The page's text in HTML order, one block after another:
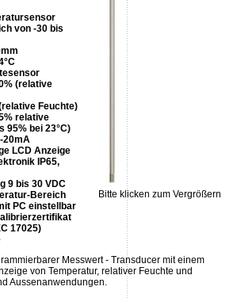
Bitte klicken zum Vergrößern
von -30 bis
(relative
Feuchte)
relative
95% bei 23°C)
20mA
LCD Anzeige
IP65,
9 bis 30 VDC
Bereich
PC einstellbar
17025)
Messwert - Transducer mit einem
von Temperatur, relativer Feuchte und
Aussenanwendungen.